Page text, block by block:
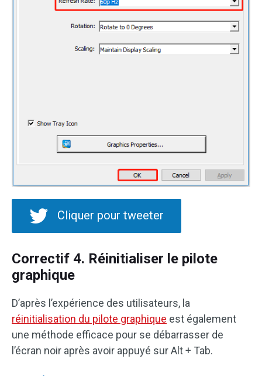
Cliquer pour tweeter
Correctif 4. Réinitialiser le pilote
graphique
D’après l’expérience des utilisateurs, la
réinitialisation du pilote graphique est également
une méthode efficace pour se débarrasser de
l’écran noir après avoir appuyé sur Alt + Tab.